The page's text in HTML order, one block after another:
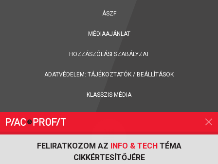
FELIRATKOZOM AZ INFO & TECHTÉMA
CIKKÉRTESÍTŐJÉRE
ÁSZF
MÉDIAAJÁNLAT
HOZZÁSZÓLÁSI SZABÁLYZAT
ADATVÉDELEM: TÁJÉKOZTATÓK / BEÁLLÍTÁSOK
KLASSZIS MÉDIA